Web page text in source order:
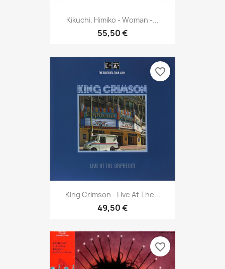
Kikuchi, Himiko - Woman -...
55,50 €
King Crimson - Live At The...
49,50 €
favorite_border
favorite_border